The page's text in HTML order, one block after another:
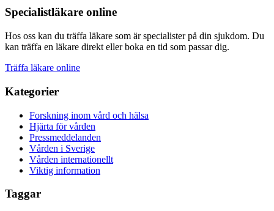
Specialistläkare online
Hos oss kan du träffa läkare som är specialister på din sjukdom. Du
kan träffa en läkare direkt eller boka en tid som passar dig.
Träffa läkare online
Kategorier
Forskning inom vård och hälsa
Hjärta för vården
Pressmeddelanden
Vården i Sverige
Vården internationellt
Viktig information
Taggar